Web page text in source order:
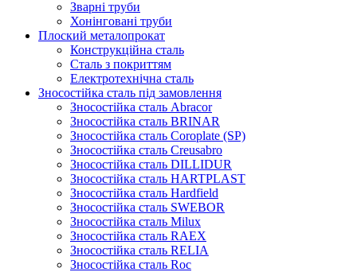
Зварні труби
Хонінговані труби
Плоский металопрокат
Конструкційна сталь
Сталь з покриттям
Електротехнічна сталь
Зносостійка сталь під замовлення
Зносостійка сталь Abracor
Зносостійка сталь BRINAR
Зносостійка сталь Coroplate (SP)
Зносостійка сталь Creusabro
Зносостійка сталь DILLIDUR
Зносостійка сталь HARTPLAST
Зносостійка сталь Hardfield
Зносостійка сталь SWEBOR
Зносостійка сталь Milux
Зносостійка сталь RAEX
Зносостійка сталь RELIA
Зносостійка сталь Roc